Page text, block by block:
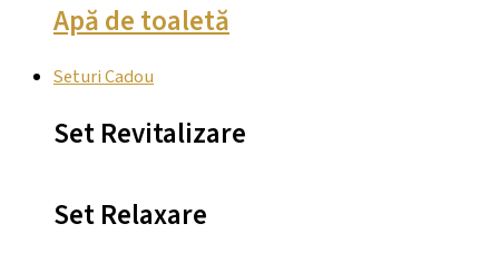
Apă de toaletă
Seturi Cadou
Set Revitalizare
Set Relaxare